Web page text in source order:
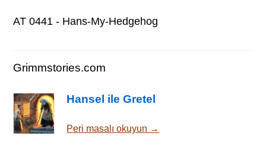
AT 0441 - Hans-My-Hedgehog
Grimmstories.com
Hansel ile Gretel
Peri masalı okuyun →